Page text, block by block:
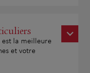
est la meilleure
et votre